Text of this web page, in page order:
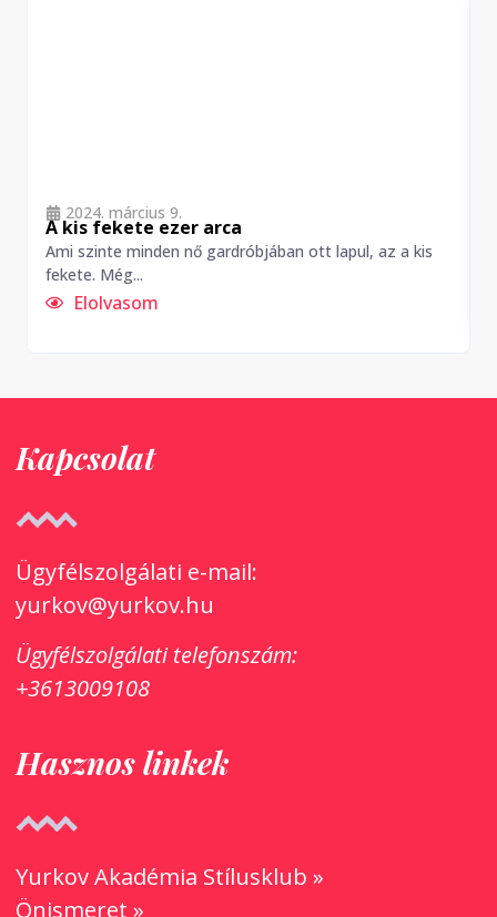
2024. március 9.
A kis fekete ezer arca
Ami szinte minden nő gardróbjában ott lapul, az a kis
fekete. Még...
Elolvasom
Kapcsolat
Ügyfélszolgálati e-mail:
yurkov@yurkov.hu
Ügyfélszolgálatitelefonszám:
+3613009108
Hasznos linkek
Yurkov Akadémia Stílusklub »
Önismeret »